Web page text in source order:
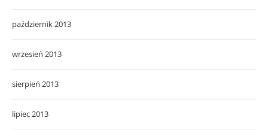
październik 2013
wrzesień 2013
sierpień 2013
lipiec 2013